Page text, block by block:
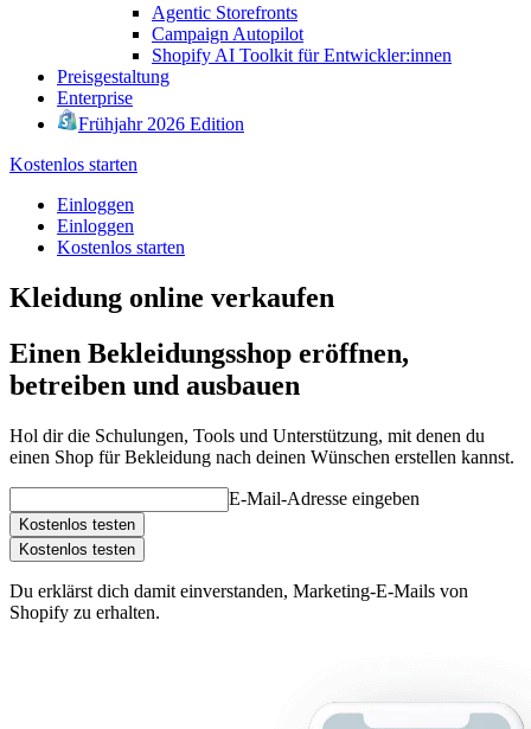
Agentic Storefronts
Campaign Autopilot
Shopify AI Toolkit für Entwickler:innen
Preisgestaltung
Enterprise
Frühjahr 2026 Edition
Kostenlos starten
Einloggen
Einloggen
Kostenlos starten
Kleidung online verkaufen
Einen Bekleidungsshop eröffnen,
betreiben und ausbauen
Hol dir die Schulungen, Tools und Unterstützung, mit denen du
einen Shop für Bekleidung nach deinen Wünschen erstellen kannst.
E-Mail-Adresse eingeben
Kostenlos testen
Kostenlos testen
Du erklärst dich damit einverstanden, Marketing-E-Mails von
Shopify zu erhalten.